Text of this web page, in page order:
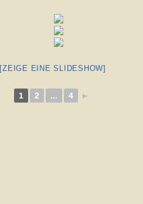
[ZEIGE EINE SLIDESHOW]
1 2 ... 4 ►